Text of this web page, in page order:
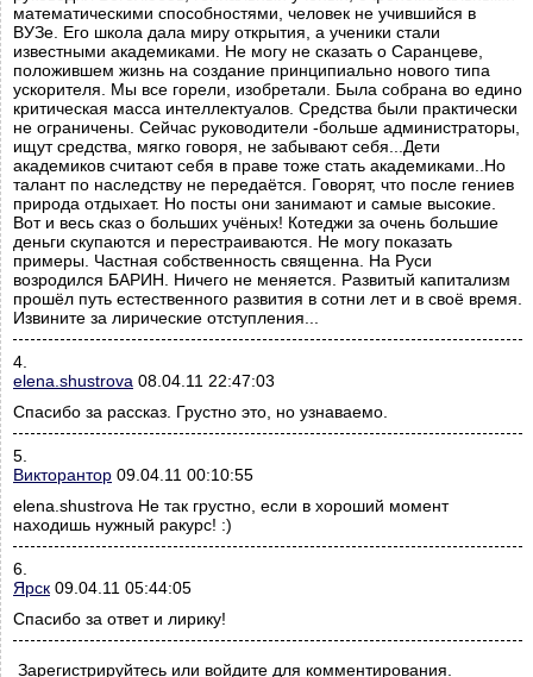
математическими способностями, человек не учившийся в
ВУЗе. Его школа дала миру открытия, а ученики стали
известными академиками. Не могу не сказать о Саранцеве,
положившем жизнь на создание принципиально нового типа
ускорителя. Мы все горели, изобретали. Была собрана во едино
критическая масса интеллектуалов. Средства были практически
не ограничены. Сейчас руководители -больше администраторы,
ищут средства, мягко говоря, не забывают себя...Дети
академиков считают себя в праве тоже стать академиками..Но
талант по наследству не передаётся. Говорят, что после гениев
природа отдыхает. Но посты они занимают и самые высокие.
Вот и весь сказ о больших учёных! Котеджи за очень большие
деньги скупаются и перестраиваются. Не могу показать
примеры. Частная собственность священна. На Руси
возродился БАРИН. Ничего не меняется. Развитый капитализм
прошёл путь естественного развития в сотни лет и в своё время.
Извините за лирические отступления...
4.
elena.shustrova 08.04.11 22:47:03
Спасибо за рассказ. Грустно это, но узнаваемо.
5.
Викторантор 09.04.11 00:10:55
elena.shustrova Не так грустно, если в хороший момент
находишь нужный ракурс! :)
6.
Ярск 09.04.11 05:44:05
Спасибо за ответ и лирику!
Зарегистрируйтесь или войдите для комментирования.